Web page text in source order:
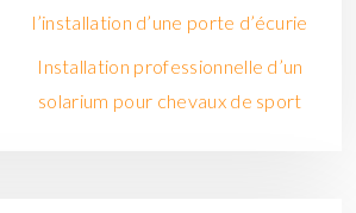
l’installation d’une porte d’écurie
Installation professionnelle d’un
solarium pour chevaux de sport